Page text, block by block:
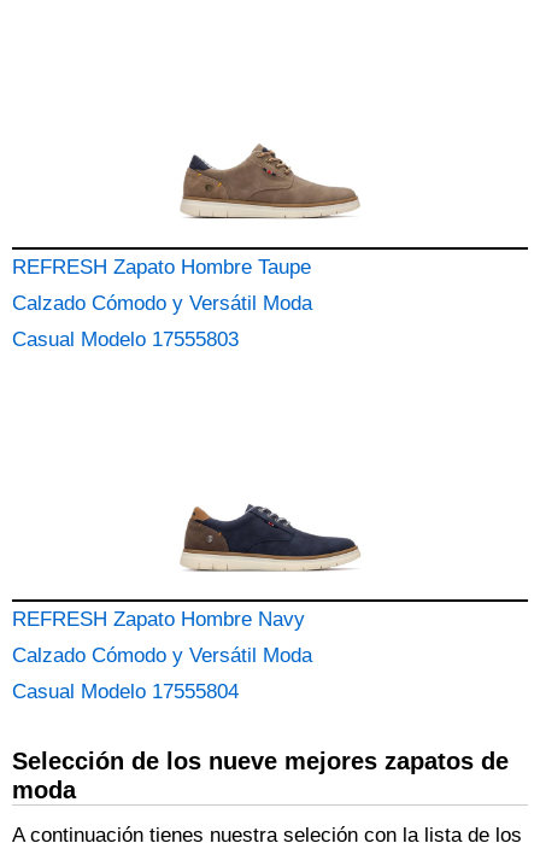
REFRESH Zapato Hombre Taupe
Calzado Cómodo y Versátil Moda
Casual Modelo 17555803
REFRESH Zapato Hombre Navy
Calzado Cómodo y Versátil Moda
Casual Modelo 17555804
Selección de los nueve mejores zapatos de
moda
A continuación tienes nuestra seleción con la lista de los